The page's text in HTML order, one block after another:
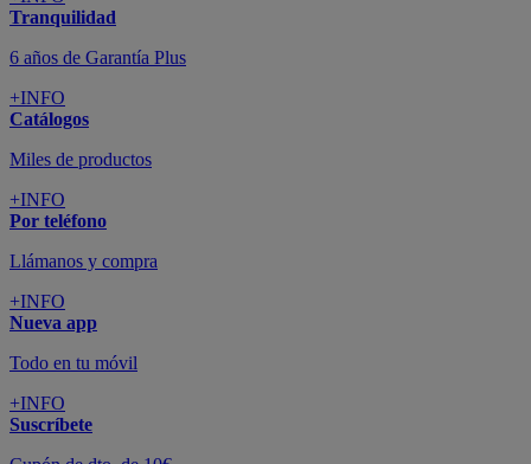
Todo en tu móvil
+INFO
Suscríbete
Cupón de dto. de 10€
+INFO
Tiendas de sofás y muebles
¡Encuentra la tuya!
+INFO
Tu cuenta
Promociones exclusivas
+INFO
El blog
Busca tu inspiración